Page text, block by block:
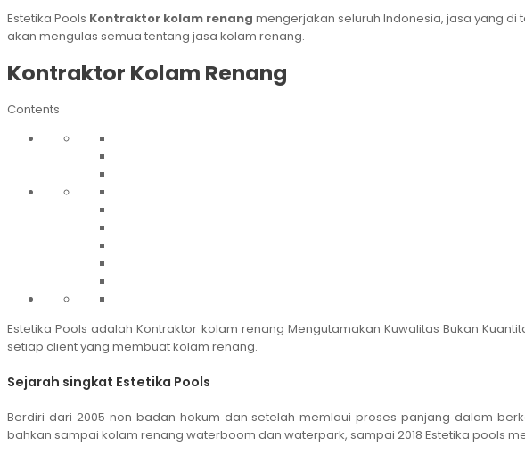
Estetika Pools Kontraktor kolam renang mengerjakan seluruh Indonesia, jasa yang
akan mengulas semua tentang jasa kolam renang.
Kontraktor Kolam Renang
Contents
Estetika Pools adalah Kontraktor kolam renang Mengutamakan Kuwalitas Bukan
setiap client yang membuat kolam renang.
Sejarah singkat Estetika Pools
Berdiri dari 2005 non badan hokum dan setelah memlaui proses panjang dalam
bahkan sampai kolam renang waterboom dan waterpark, sampai 2018 Estetika pools